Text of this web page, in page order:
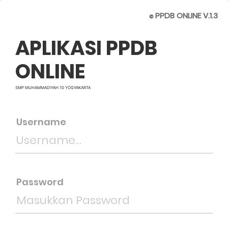
© PPDB ONLINE V.1.3
APLIKASI PPDB
ONLINE
SMP MUHAMMADIYAH 10 YOGYAKARTA
Username
Password